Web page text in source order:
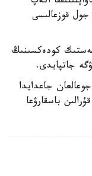
قوزعالىسى
كودەكسىنىڭ
جاعدايدا
باسقارۋعا